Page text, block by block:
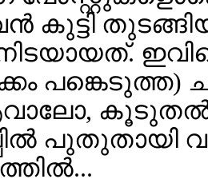
കുട്ടി
പങ്കെടുത്ത)
കൂടുതല്‍
പുതുതായി